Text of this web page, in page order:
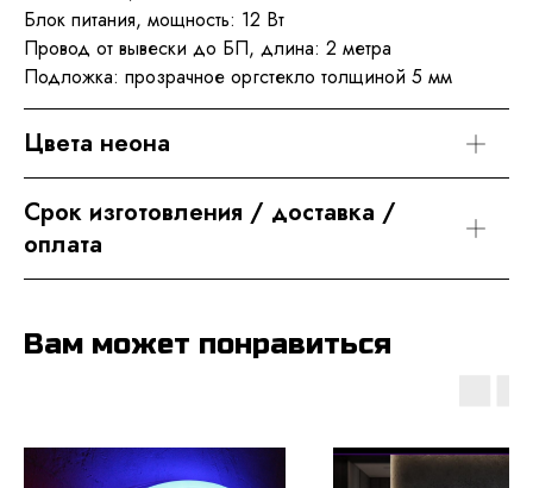
Блок питания, мощность: 12 Вт
Провод от вывески до БП, длина: 2 метра
Подложка: прозрачное оргстекло толщиной 5 мм
Цвета неона
Срок изготовления / доставка /
оплата
Вам может понравиться